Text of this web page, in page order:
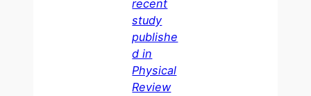
recent
study
publishe
d in
Physical
Review